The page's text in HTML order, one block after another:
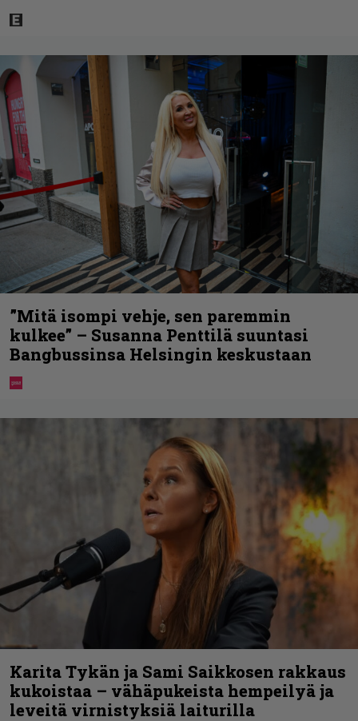
”Mitä isompi vehje, sen paremmin
kulkee” – Susanna Penttilä suuntasi
Bangbussinsa Helsingin keskustaan
Karita Tykän ja Sami Saikkosen rakkaus
kukoistaa – vähäpukeista hempeilyä ja
leveitä virnistyksiä laiturilla